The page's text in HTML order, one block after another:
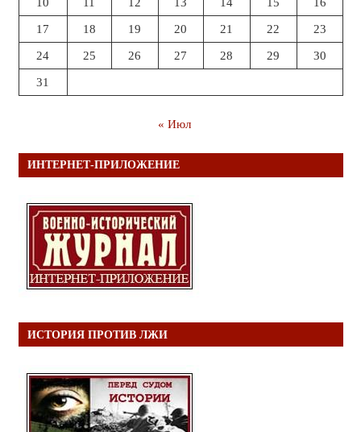
17 18 19 20 21 22 23
24 25 26 27 28 29 30
31
« Июл
ИНТЕРНЕТ-ПРИЛОЖЕНИЕ
ИСТОРИЯ ПРОТИВ ЛЖИ